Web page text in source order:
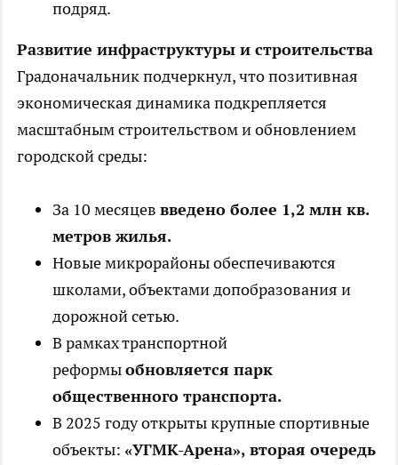
подряд.
Развитие инфраструктуры и строительства
Градоначальник подчеркнул, что позитивная
экономическая динамика подкрепляется
масштабным строительством и обновлением
городской среды:
За 10 месяцев введено более 1,2 млн кв.
метров жилья.
Новые микрорайоны обеспечиваются
школами, объектами допобразования и
дорожной сетью.
В рамках транспортной
реформыобновляется парк
общественного транспорта.
В 2025 году открыты крупные спортивные
объекты: «УГМК-Арена», вторая очередь